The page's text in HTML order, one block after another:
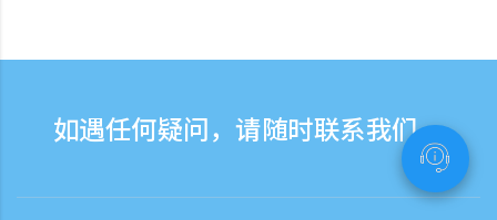
如遇任何疑问，请随时联系我们。